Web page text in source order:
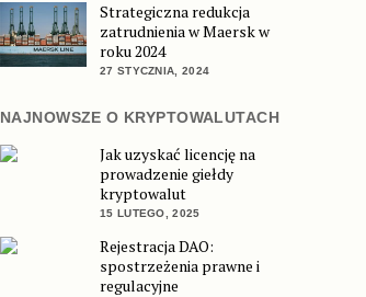
Strategiczna redukcja
zatrudnienia w Maersk w
roku 2024
27 STYCZNIA, 2024
NAJNOWSZE O KRYPTOWALUTACH
Jak uzyskać licencję na
prowadzenie giełdy
kryptowalut
15 LUTEGO, 2025
Rejestracja DAO:
spostrzeżenia prawne i
regulacyjne